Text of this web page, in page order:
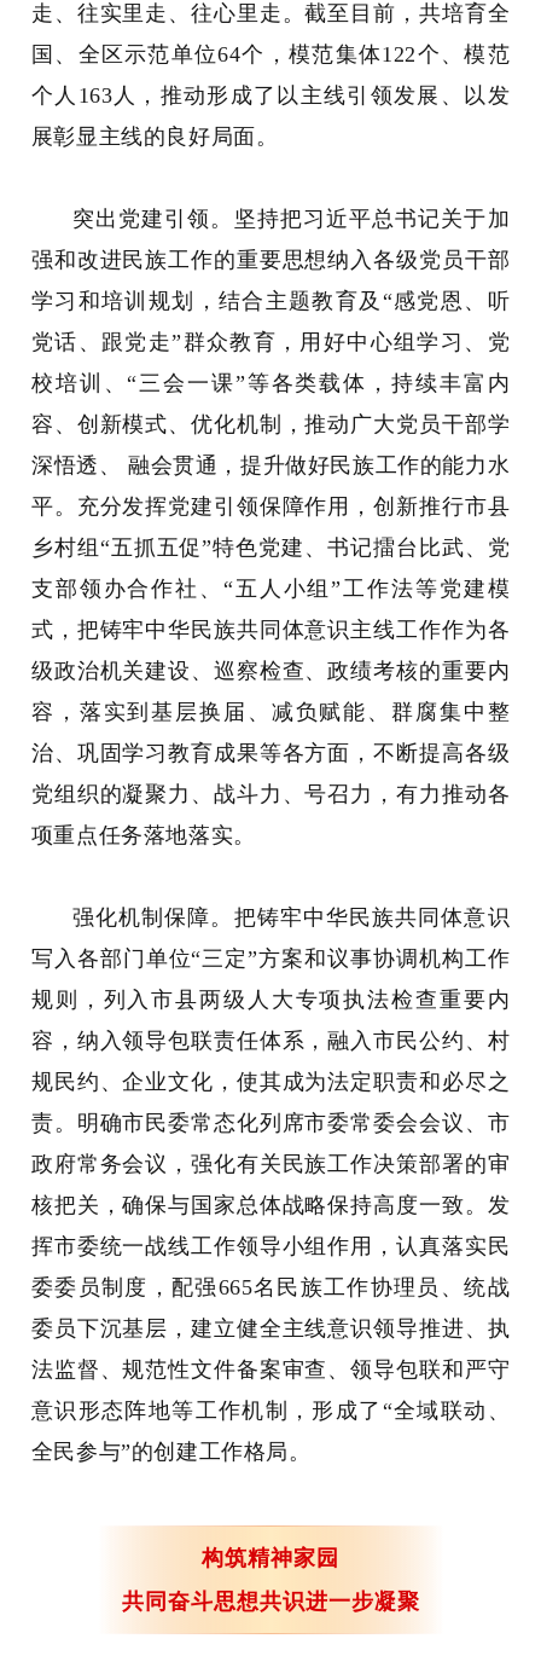
走、往实里走、往心里走。截至目前，共培育全
国、全区示范单位64个，模范集体122个、模范
个人163人，推动形成了以主线引领发展、以发
展彰显主线的良好局面。
突出党建引领。坚持把习近平总书记关于加
强和改进民族工作的重要思想纳入各级党员干部
学习和培训规划，结合主题教育及“感党恩、听
党话、跟党走”群众教育，用好中心组学习、党
校培训、“三会一课”等各类载体，持续丰富内
容、创新模式、优化机制，推动广大党员干部学
深悟透、 融会贯通，提升做好民族工作的能力水
平。充分发挥党建引领保障作用，创新推行市县
乡村组“五抓五促”特色党建、书记擂台比武、党
支部领办合作社、“五人小组”工作法等党建模
式，把铸牢中华民族共同体意识主线工作作为各
级政治机关建设、巡察检查、政绩考核的重要内
容，落实到基层换届、减负赋能、群腐集中整
治、巩固学习教育成果等各方面，不断提高各级
党组织的凝聚力、战斗力、号召力，有力推动各
项重点任务落地落实。
强化机制保障。把铸牢中华民族共同体意识
写入各部门单位“三定”方案和议事协调机构工作
规则，列入市县两级人大专项执法检查重要内
容，纳入领导包联责任体系，融入市民公约、村
规民约、企业文化，使其成为法定职责和必尽之
责。明确市民委常态化列席市委常委会会议、市
政府常务会议，强化有关民族工作决策部署的审
核把关，确保与国家总体战略保持高度一致。发
挥市委统一战线工作领导小组作用，认真落实民
委委员制度，配强665名民族工作协理员、统战
委员下沉基层，建立健全主线意识领导推进、执
法监督、规范性文件备案审查、领导包联和严守
意识形态阵地等工作机制，形成了“全域联动、
全民参与”的创建工作格局。
构筑精神家园
共同奋斗思想共识进一步凝聚